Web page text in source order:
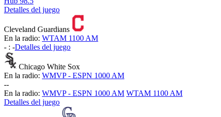
Detalles del juego
Cleveland Guardians
En la radio: WTAM 1100 AM
- : -Detalles del juego
Chicago White Sox
En la radio: WMVP - ESPN 1000 AM
--
En la radio: WMVP - ESPN 1000 AM WTAM 1100 AM
Detalles del juego